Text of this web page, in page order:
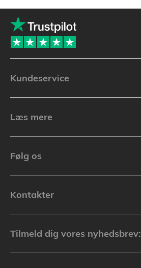
Kundeservice
Læs mere
Følg os
Kontakter
Tilmeld dig vores nyhedsbrev: